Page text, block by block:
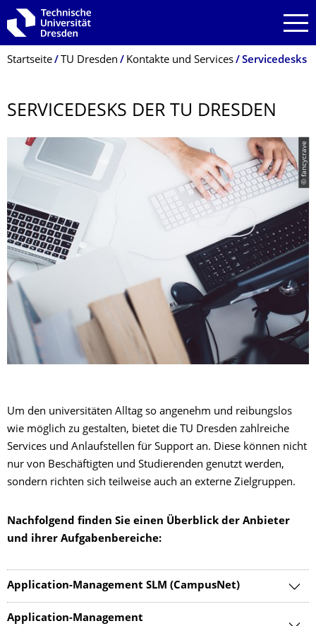
Zur Hauptnavigation springen
Zur Suche springen
Zum Inhalt springen
Breadcrumb-Menü
Startseite TU Dresden Kontakte und Services Servicedesks
SERVICEDESKS DER TU DRESDEN
© fancycrave
Um den universitäten Alltag so angenehm und reibungslos
wie möglich zu gestalten, bietet die TU Dresden zahlreiche
Services und Anlaufstellen für Support an. Diese können nicht
nur von Beschäftigten und Studierenden genutzt werden,
sondern richten sich teilweise auch an externe Zielgruppen.
Nachfolgend finden Sie einen Überblick der Anbieter
und ihrer Aufgabenbereiche:
Application-Management SLM (CampusNet)
Application-Management